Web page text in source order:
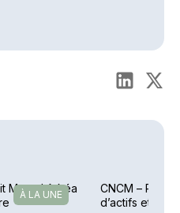
À LA UNE
Mutuel Arkéa
CNCM –
d’actifs et